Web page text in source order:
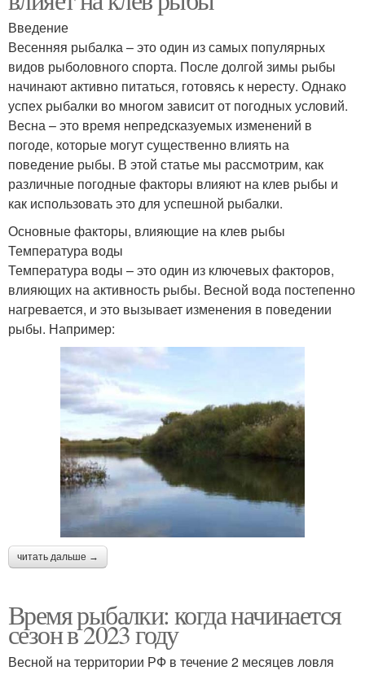
Введение
Весенняя рыбалка – это один из самых популярных
видов рыболовного спорта. После долгой зимы рыбы
начинают активно питаться, готовясь к нересту. Однако
успех рыбалки во многом зависит от погодных условий.
Весна – это время непредсказуемых изменений в
погоде, которые могут существенно влиять на
поведение рыбы. В этой статье мы рассмотрим, как
различные погодные факторы влияют на клев рыбы и
как использовать это для успешной рыбалки.
Основные факторы, влияющие на клев рыбы
Температура воды
Температура воды – это один из ключевых факторов,
влияющих на активность рыбы. Весной вода постепенно
нагревается, и это вызывает изменения в поведении
рыбы. Например:
читать дальше →
Время рыбалки: когда начинается
сезон в 2023 году
Весной на территории РФ в течение 2 месяцев ловля